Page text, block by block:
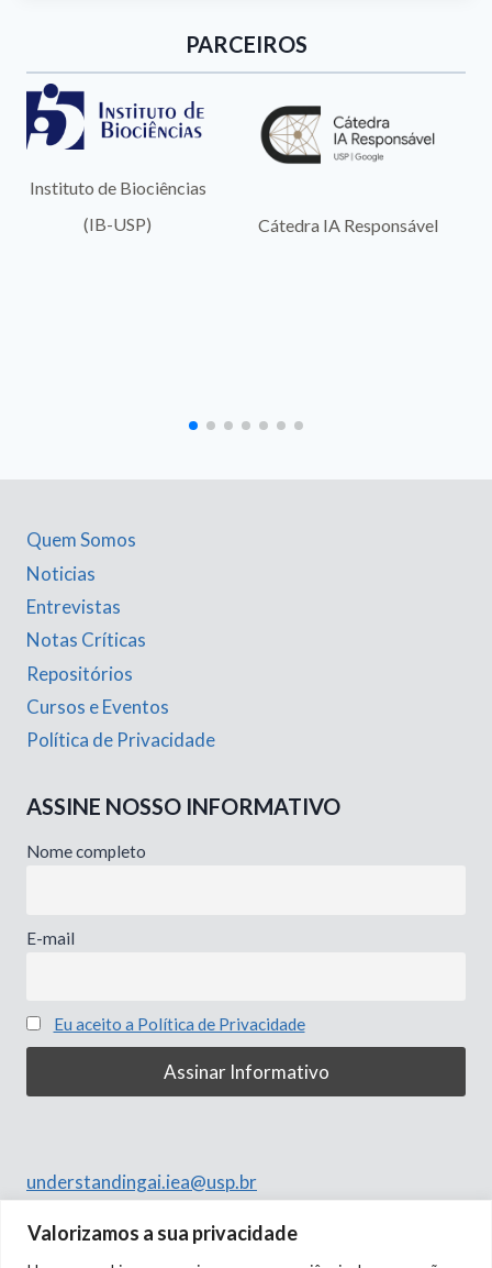
Valorizamos a sua privacidade
PARCEIROS
Instituto de Biociências
(IB-USP)
Cátedra IA Responsável
Quem Somos
Noticias
Entrevistas
Notas Críticas
Repositórios
Cursos e Eventos
Política de Privacidade
ASSINE NOSSO INFORMATIVO
Nome completo
E-mail
Eu aceito a Política de Privacidade
understandingai.iea@usp.br
Rua do Anfiteatro, 513
Butantã, São Paulo – SP